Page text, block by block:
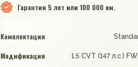
Гарантия 5 лет или 100 000 км.
Комплектация
Модификация 1.5 CVT (147 л.с.)